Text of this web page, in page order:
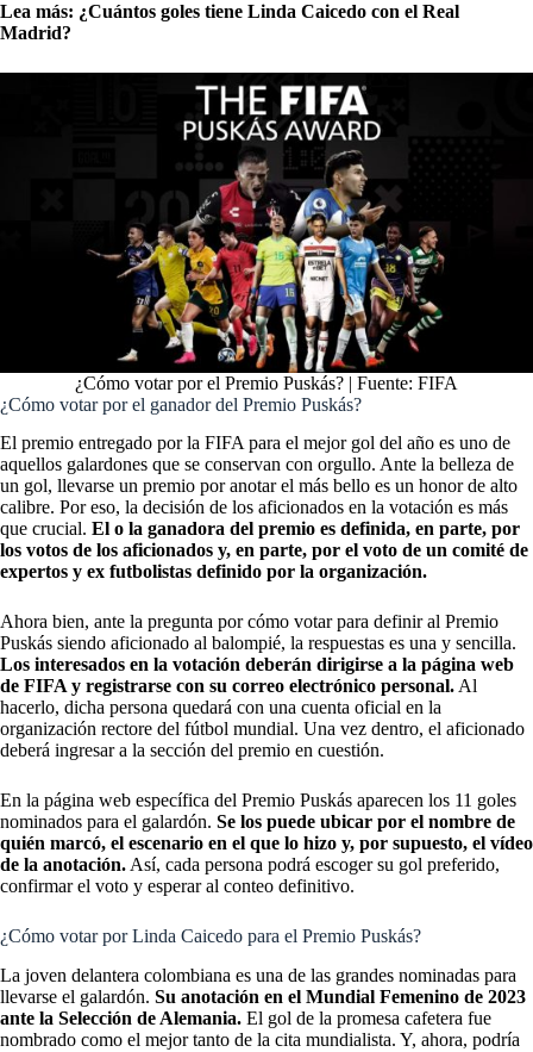
Lea más: ¿Cuántos goles tiene Linda Caicedo con el Real
Madrid?
¿Cómo votar por el Premio Puskás? | Fuente: FIFA
¿Cómo votar por el ganador del Premio Puskás?
El premio entregado por la FIFA para el mejor gol del año es uno de
aquellos galardones que se conservan con orgullo. Ante la belleza de
un gol, llevarse un premio por anotar el más bello es un honor de alto
calibre. Por eso, la decisión de los aficionados en la votación es más
que crucial. El o la ganadora del premio es definida, en parte, por
los votos de los aficionados y, en parte, por el voto de un comité de
expertos y ex futbolistas definido por la organización.
Ahora bien, ante la pregunta por cómo votar para definir al Premio
Puskás siendo aficionado al balompié, la respuestas es una y sencilla.
Los interesados en la votación deberán dirigirse a la página web
de FIFA y registrarse con su correo electrónico personal.Al
hacerlo, dicha persona quedará con una cuenta oficial en la
organización rectore del fútbol mundial. Una vez dentro, el aficionado
deberá ingresar a la sección del premio en cuestión.
En la página web específica del Premio Puskás aparecen los 11 goles
nominados para el galardón. Se los puede ubicar por el nombre de
quién marcó, el escenario en el que lo hizo y, por supuesto, el vídeo
de la anotación.Así, cada persona podrá escoger su gol preferido,
confirmar el voto y esperar al conteo definitivo.
¿Cómo votar por Linda Caicedo para el Premio Puskás?
La joven delantera colombiana es una de las grandes nominadas para
llevarse el galardón. Su anotación en el Mundial Femenino de 2023
ante la Selección de Alemania. El gol de la promesa cafetera fue
nombrado como el mejor tanto de la cita mundialista. Y, ahora, podría